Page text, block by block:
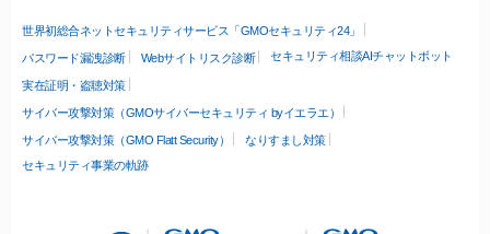
世界初総合ネットセキュリティサービス「GMOセキュリティ24」
パスワード漏洩診断 Webサイトリスク診断 セキュリティ相談AIチャットボット
実在証明・盗聴対策
サイバー攻撃対策（GMOサイバーセキュリティ byイエラエ）
サイバー攻撃対策（GMO Flatt Security）
なりすまし対策
セキュリティ事業の軌跡